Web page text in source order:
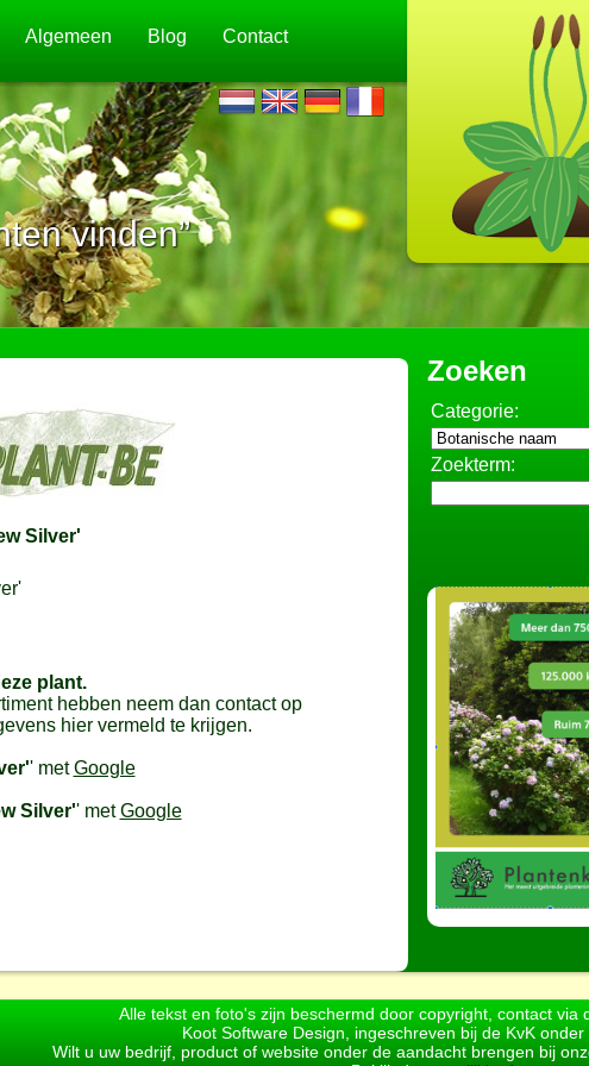
Algemeen Blog Contact
vinden”
Silver'
plant.
hebben neem dan contact op
hier vermeld te krijgen.
' metGoogle
Silver'' metGoogle
Zoeken
Categorie:
Zoekterm:
Alle tekst en foto's zijn beschermd door copyright, contact via
Koot Software Design, ingeschreven bij de KvK
Wilt u uw bedrijf, product of website onder de aandacht brengen bij